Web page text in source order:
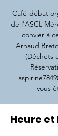
Café-débat
de l'ASCL
convier à
Arnaud
(Déchets
vous
Heure et